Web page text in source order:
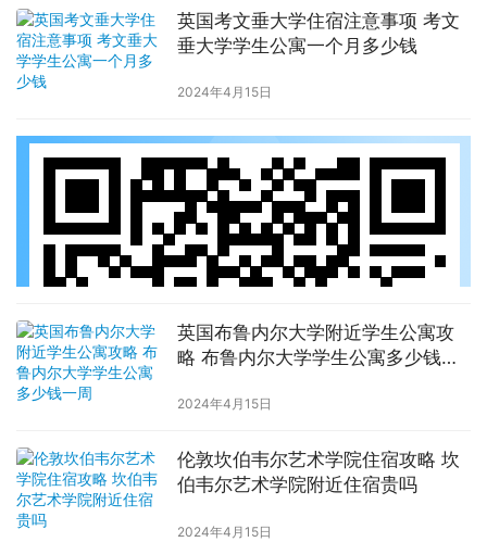
英国考文垂大学住宿注意事项 考文
垂大学学生公寓一个月多少钱
2024年4月15日
英国布鲁内尔大学附近学生公寓攻
略 布鲁内尔大学学生公寓多少钱一
2024年4月15日
伦敦坎伯韦尔艺术学院住宿攻略 坎
伯韦尔艺术学院附近住宿贵吗
2024年4月15日